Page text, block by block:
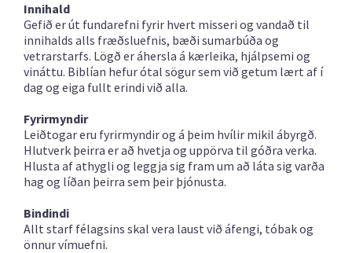
Innihald
Gefið er út fundarefni fyrir hvert misseri og vandað til
innihalds alls fræðsluefnis, bæði sumarbúða og
vetrarstarfs. Lögð er áhersla á kærleika, hjálpsemi og
vináttu. Biblían hefur ótal sögur sem við getum lært af í
dag og eiga fullt erindi við alla.
Fyrirmyndir
Leiðtogar eru fyrirmyndir og á þeim hvílir mikil ábyrgð.
Hlutverk þeirra er að hvetja og uppörva til góðra verka.
Hlusta af athygli og leggja sig fram um að láta sig varða
hag og líðan þeirra sem þeir þjónusta.
Bindindi
Allt starf félagsins skal vera laust við áfengi, tóbak og
önnur vímuefni.